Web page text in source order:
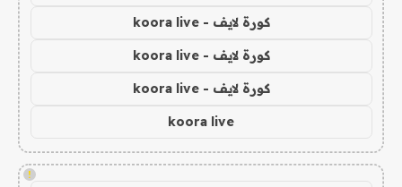
كورة لايف - koora live
كورة لايف - koora live
كورة لايف - koora live
koora live
!